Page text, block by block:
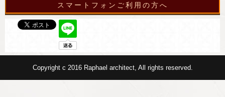
スマートフォンご利用の方へ
Copyright c 2016 Raphael architect, All rights reserved.